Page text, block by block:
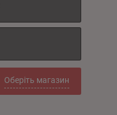
Оберіть магазин